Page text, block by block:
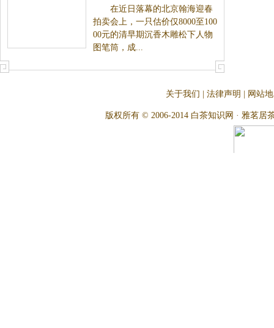
品质(图)
在近日落幕的北京翰海迎春
拍卖会上，一只估价仅8000至100
00元的清早期沉香木雕松下人物
图笔筒，成...
关于我们 法律声明 网站
版权所有 © 2006-2014 白茶知识网 · 雅茗居